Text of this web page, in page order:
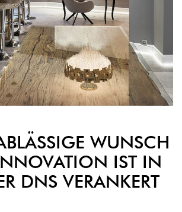
WUNSCH
IST IN
DNS VERANKERT